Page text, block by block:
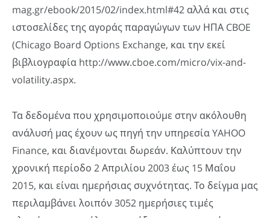
mag.gr/ebook/2015/02/index.html#42 αλλά και στις
ιστοσελίδες της αγοράς παραγώγων των ΗΠΑ CBOE
(Chicago Board Options Exchange, και την εκεί
βιβλιογραφία http://www.cboe.com/micro/vix-and-
volatility.aspx.
Τα δεδομένα που χρησιμοποιούμε στην ακόλουθη
ανάλυσή μας έχουν ως πηγή την υπηρεσία YAHOO
Finance, και διανέμονται δωρεάν. Καλύπτουν την
χρονική περίοδο 2 Απριλίου 2003 έως 15 Μαΐου
2015, και είναι ημερήσιας συχνότητας. Το δείγμα μας
περιλαμβάνει λοιπόν 3052 ημερήσιες τιμές